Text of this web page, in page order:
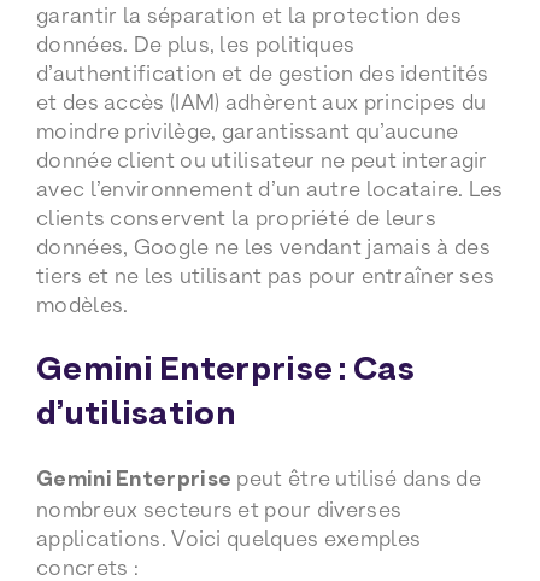
garantir la séparation et la protection des
données. De plus, les politiques
d’authentification et de gestion des identités
et des accès (IAM) adhèrent aux principes du
moindre privilège, garantissant qu’aucune
donnée client ou utilisateur ne peut interagir
avec l’environnement d’un autre locataire. Les
clients conservent la propriété de leurs
données, Google ne les vendant jamais à des
tiers et ne les utilisant pas pour entraîner ses
modèles.
Gemini Enterprise : Cas
d’utilisation
Gemini Enterprise peut être utilisé dans de
nombreux secteurs et pour diverses
applications. Voici quelques exemples
concrets :